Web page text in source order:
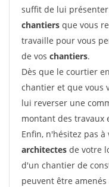
suffit de lui
chantiers que vous
travaille pour vous
de vos chantiers.
Dès que le courtier
chantier et que vous
lui reverser une
montant des travaux
Enfin, n'hésitez pas
architectes de votre
d'un chantier de
peuvent être